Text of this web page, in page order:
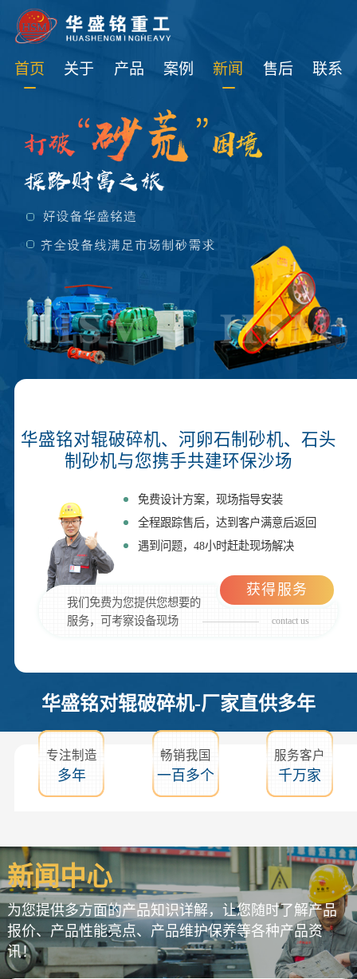
首页 关于 产品 案例 新闻 售后 联系
华盛铭对辊破碎机、河卵石制砂机、石头
制砂机与您携手共建环保沙场
免费设计方案，现场指导安装
全程跟踪售后，达到客户满意后返回
遇到问题，48小时赶赴现场解决
我们免费为您提供您想要的
服务，可考察设备现场
contact us
获得服务
华盛铭对辊破碎机-厂家直供多年
专注制造
多年
畅销我国
一百多个
服务客户
千万家
新闻中心
为您提供多方面的产品知识详解，让您随时了解产品
报价、产品性能亮点、产品维护保养等各种产品资
讯！